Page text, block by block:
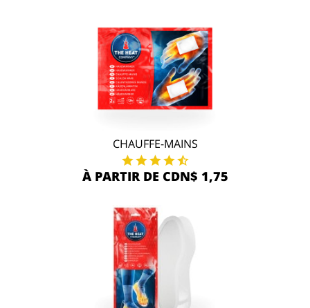
CHAUFFE-MAINS
À PARTIR DE CDN$ 1,75